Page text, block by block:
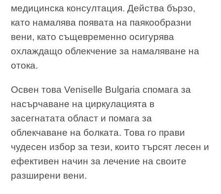
медицинска консултация. Действа бързо,
като намалява появата на паякообразни
вени, като същевременно осигурява
охлаждащо облекчение за намаляване на
отока.
Освен това Veniselle Bulgaria спомага за
насърчаване на циркулацията в
засегнатата област и помага за
облекчаване на болката. Това го прави
чудесен избор за тези, които търсят лесен и
ефективен начин за лечение на своите
разширени вени.